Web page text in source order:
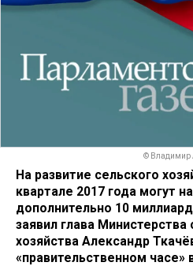
© Владимир
На развитие сельского
квартале 2017 года могут
дополнительно 10
заявил глава Министерства
хозяйства Александр
«правительственном часе»